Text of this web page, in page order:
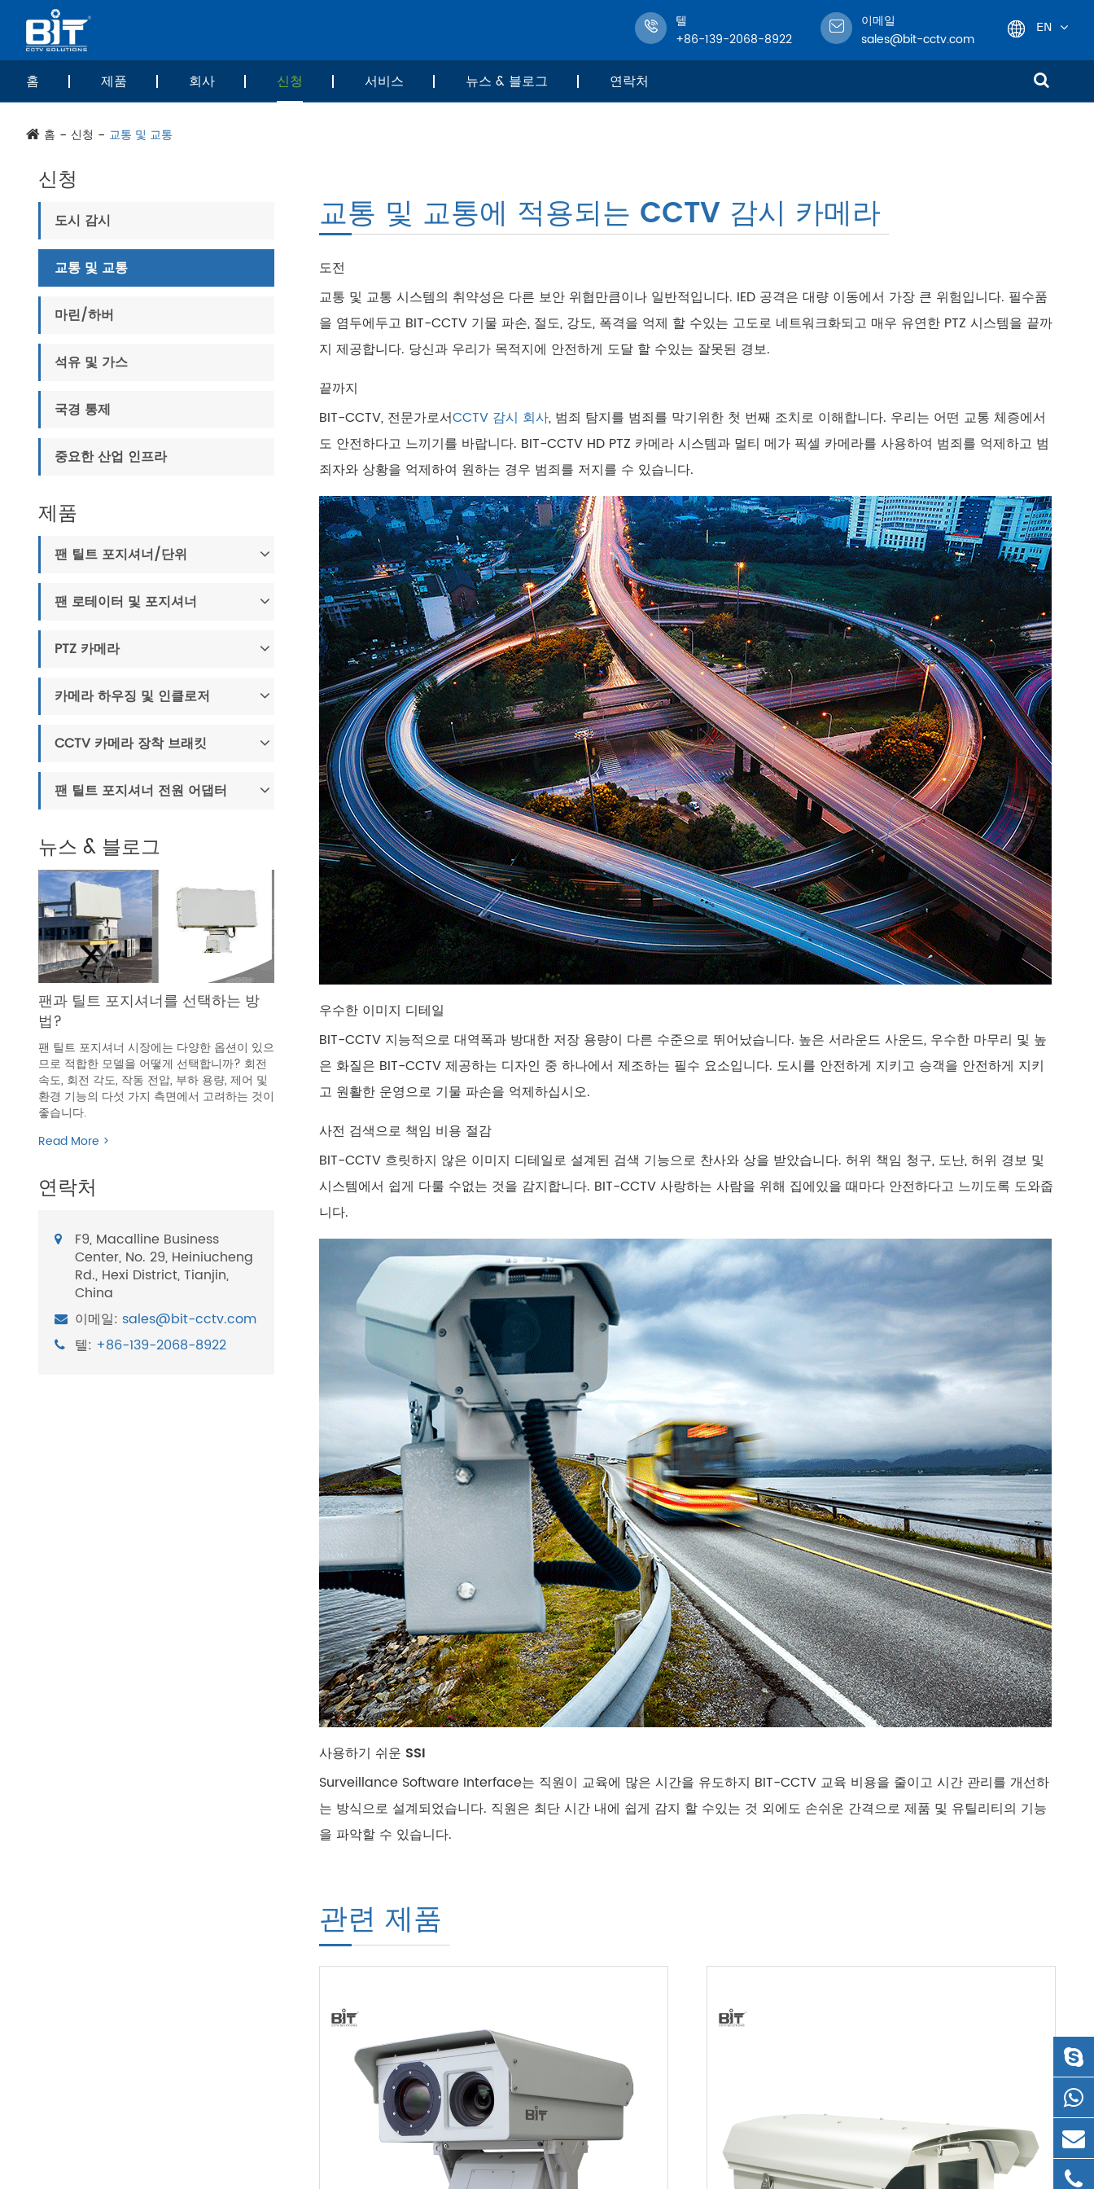
텔
+86-139-2068-8922
이메일
sales@bit-cctv.com
EN
Español
italiano
português
العربية
tiếng việt
ไทย
čeština
dansk
Svenska
홈 제품 회사 신청 서비스 뉴스 & 블로그 연락처
홈 신청 교통 및 교통
신청
도시 감시
교통 및 교통
마린/하버
석유 및 가스
국경 통제
중요한 산업 인프라
제품
팬 틸트 포지셔너/단위
팬 로테이터 및 포지셔너
PTZ 카메라
카메라 하우징 및 인클로저
CCTV 카메라 장착 브래킷
팬 틸트 포지셔너 전원 어댑터
뉴스 & 블로그
팬과 틸트 포지셔너를 선택하는 방
법?
팬 틸트 포지셔너 시장에는 다양한 옵션이 있으
므로 적합한 모델을 어떻게 선택합니까? 회전
속도, 회전 각도, 작동 전압, 부하 용량, 제어 및
환경 기능의 다섯 가지 측면에서 고려하는 것이
좋습니다.
Read More >
연락처
F9, Macalline Business
Center, No. 29, Heiniucheng
Rd., Hexi District, Tianjin,
China
이메일: sales@bit-cctv.com
텔: +86-139-2068-8922
교통 및 교통에 적용되는 CCTV 감시 카메라
도전
교통 및 교통 시스템의 취약성은 다른 보안 위협만큼이나 일반적입니다. IED 공격은 대량 이동에서 가장 큰 위험입니다. 필수품
을 염두에두고 BIT-CCTV 기물 파손, 절도, 강도, 폭격을 억제 할 수있는 고도로 네트워크화되고 매우 유연한 PTZ 시스템을 끝까
지 제공합니다. 당신과 우리가 목적지에 안전하게 도달 할 수있는 잘못된 경보.
끝까지
BIT-CCTV, 전문가로서CCTV 감시 회사, 범죄 탐지를 범죄를 막기위한 첫 번째 조치로 이해합니다. 우리는 어떤 교통 체증에서
도 안전하다고 느끼기를 바랍니다. BIT-CCTV HD PTZ 카메라 시스템과 멀티 메가 픽셀 카메라를 사용하여 범죄를 억제하고 범
죄자와 상황을 억제하여 원하는 경우 범죄를 저지를 수 있습니다.
우수한 이미지 디테일
BIT-CCTV 지능적으로 대역폭과 방대한 저장 용량이 다른 수준으로 뛰어났습니다. 높은 서라운드 사운드, 우수한 마무리 및 높
은 화질은 BIT-CCTV 제공하는 디자인 중 하나에서 제조하는 필수 요소입니다. 도시를 안전하게 지키고 승객을 안전하게 지키
고 원활한 운영으로 기물 파손을 억제하십시오.
사전 검색으로 책임 비용 절감
BIT-CCTV 흐릿하지 않은 이미지 디테일로 설계된 검색 기능으로 찬사와 상을 받았습니다. 허위 책임 청구, 도난, 허위 경보 및
시스템에서 쉽게 다룰 수없는 것을 감지합니다. BIT-CCTV 사랑하는 사람을 위해 집에있을 때마다 안전하다고 느끼도록 도와줍
니다.
사용하기 쉬운 SSI
Surveillance Software Interface는 직원이 교육에 많은 시간을 유도하지 BIT-CCTV 교육 비용을 줄이고 시간 관리를 개선하
는 방식으로 설계되었습니다. 직원은 최단 시간 내에 쉽게 감지 할 수있는 것 외에도 손쉬운 간격으로 제품 및 유틸리티의 기능
을 파악할 수 있습니다.
관련 제품